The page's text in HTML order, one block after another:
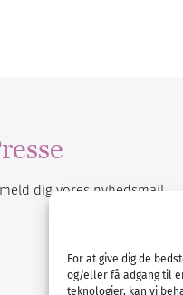
For at give dig de
og/eller få adgang til
teknologier, kan vi
dig vores nyhedsmail